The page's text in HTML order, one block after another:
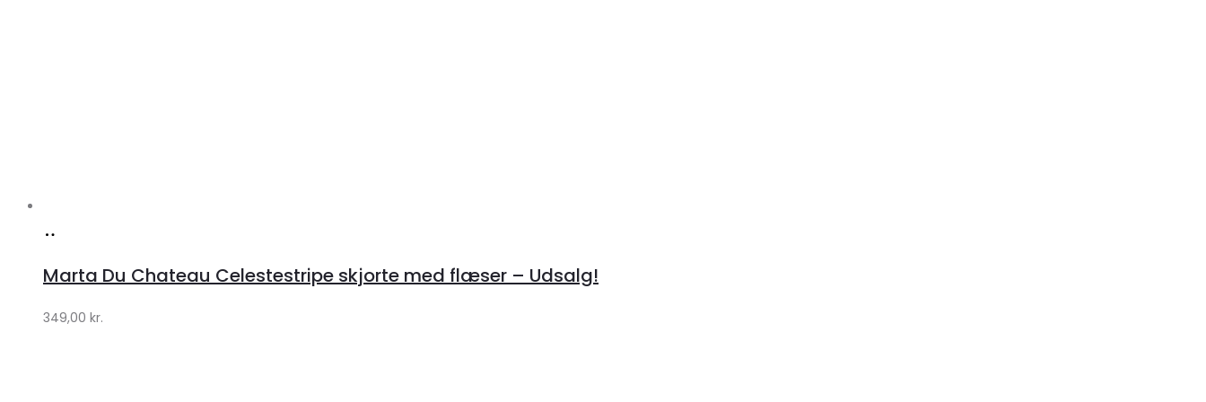
Klædeskabet.dk
Marta Du Chateau Celestestripe skjorte med flæser – Udsalg!
349,00 kr.